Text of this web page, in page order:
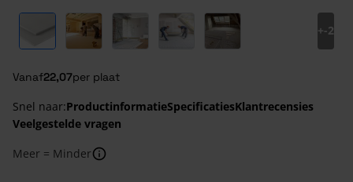
View larger image
View larger imageView larger image
View larger imageView larger image
+-2
Vanaf22,07per plaat
Snel naar:ProductinformatieSpecificatiesKlantrecensies
Veelgestelde vragen
Meer = Minder